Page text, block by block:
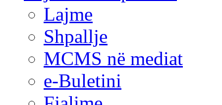
Lajme
Shpallje
MCMS në mediat
e-Buletini